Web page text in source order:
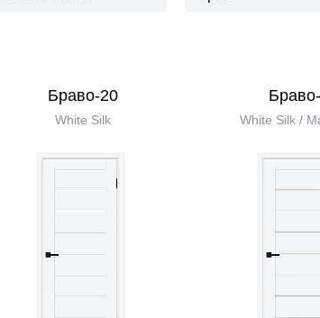
Браво-20
White Silk White Silk /